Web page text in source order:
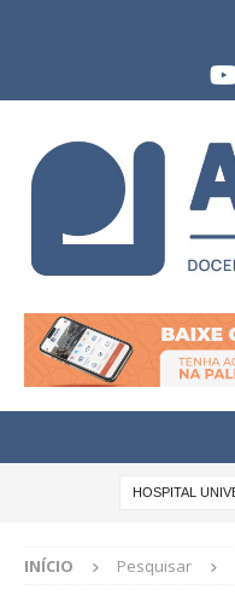
INÍCIO Pesquisar